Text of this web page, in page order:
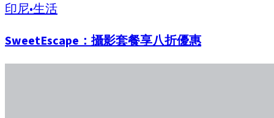
印尼•生活
SweetEscape：攝影套餐享八折優惠